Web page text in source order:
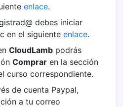
enlace.
debes iniciar
en el siguiente enlace.
CloudLamb podrás
Comprar en la sección
curso correspondiente.
de cuenta Paypal,
a tu correo